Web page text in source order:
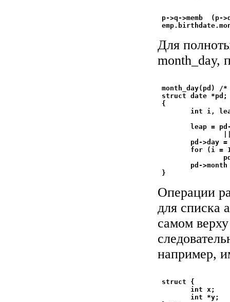
p->q->memb  (p-
Для
month_day,
month_day(pd) /
struct date *pd;
{
int i,
leap =
pd->day =
for (i =
pd->month
Операции
для списка
самом
например,
struct {
        int x;
        int *y;